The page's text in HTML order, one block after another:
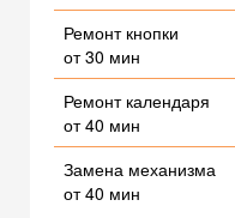
Ремонт кнопки
от 30 мин
Ремонт календаря
от 40 мин
Замена механизма
от 40 мин